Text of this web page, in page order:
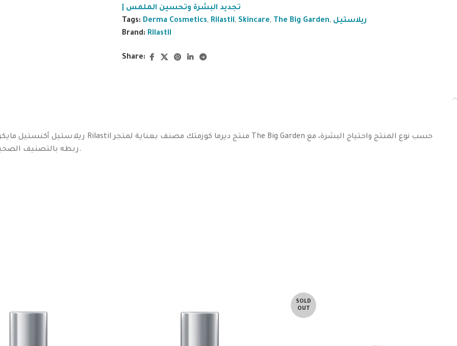
| تجديد البشرة وتحسين الملمس
Tags: Derma Cosmetics, Rilastil, Skincare, The Big Garden, ريلاستيل
Brand: Rilastil
Share:
ربطه بالتصنيف الصحيح بدل فوضى التصنيفات التي يبدو أن البشر اخترعوها لاختبار صبرنا.
SOLD
OUT